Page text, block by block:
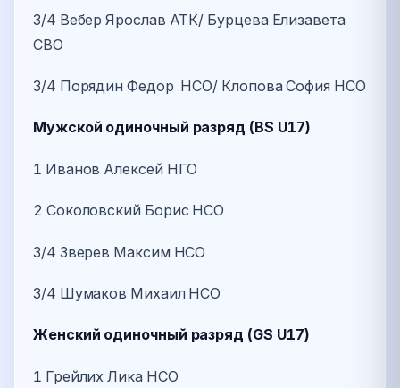
3/4 Вебер Ярослав АТК/ Бурцева Елизавета
СВО
3/4 Порядин Федор НСО/ Клопова София НСО
Мужской одиночный разряд (BS U17)
1 Иванов Алексей НГО
2 Соколовский Борис НСО
3/4 Зверев Максим НСО
3/4 Шумаков Михаил НСО
Женский одиночный разряд (GS U17)
1 Грейлих Лика НСО